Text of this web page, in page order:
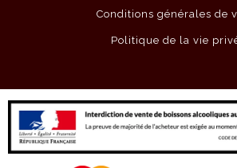
Conditions générales de
Politique de la vie